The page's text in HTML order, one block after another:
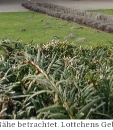
betrachtet. Lottchens